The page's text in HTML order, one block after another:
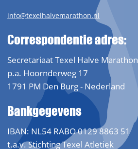
info@texelhalvemarathon.nl
Correspondentie adres:
Secretariaat Texel Halve Marathon
p.a. Hoornderweg 17
1791 PM Den Burg - Nederland
Bankgegevens
IBAN: NL54 RABO 0129 8863 51
t.a.v. Stichting Texel Atletiek